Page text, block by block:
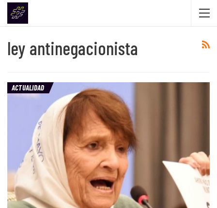
ley antinegacionista
ACTUALIDAD